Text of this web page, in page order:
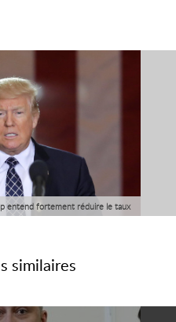
entend fortement réduire le taux
similaires